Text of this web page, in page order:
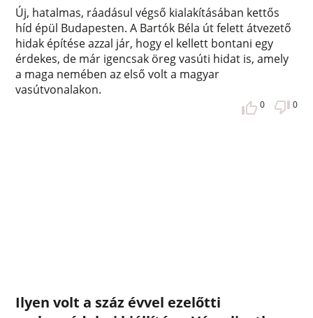
Új, hatalmas, ráadásul végső kialakításában kettős
híd épül Budapesten. A Bartók Béla út felett átvezető
hidak építése azzal jár, hogy el kellett bontani egy
érdekes, de már igencsak öreg vasúti hidat is, amely
a maga nemében az első volt a magyar
vasútvonalakon.
0 0
Ilyen volt a száz évvel ezelőtti